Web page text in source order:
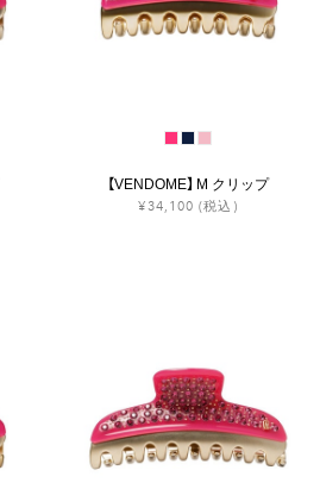
【VENDOME】 M クリップ
¥34,100 (税込)